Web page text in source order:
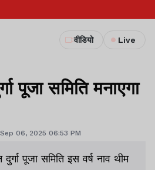
वीडियो Live
पूजा समिति मनाएगा
Sep 06, 2025 06:53 PM
पूजा समिति इस वर्ष नाव थीम